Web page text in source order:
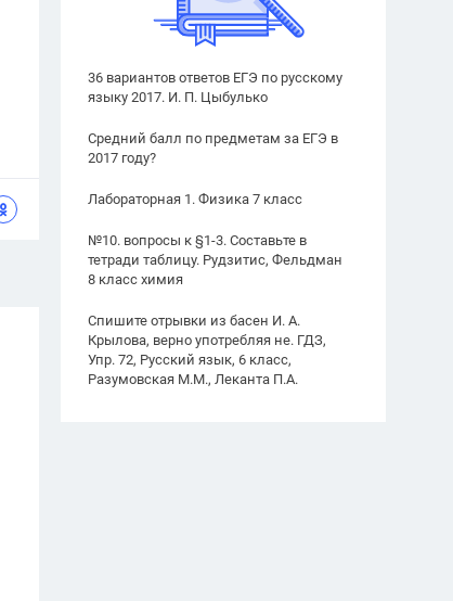
36 вариантов ответов ЕГЭ по русскому
языку 2017. И. П. Цыбулько
Средний балл по предметам за ЕГЭ в
2017 году?
Лабораторная 1. Физика 7 класс
№10. вопросы к §1-3. Составьте в
тетради таблицу. Рудзитис, Фельдман
8 класс химия
Спишите отрывки из басен И. А.
Крылова, верно употребляя не. ГДЗ,
Упр. 72, Русский язык, 6 класс,
Разумовская М.М., Леканта П.А.